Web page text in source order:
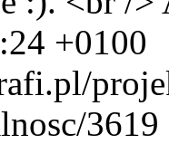
+0100
3619